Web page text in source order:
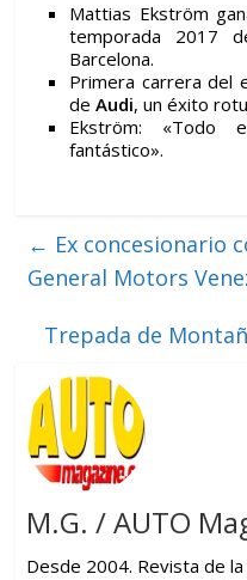
Mattias Ekström
temporada 2017
Barcelona.
Primera carrera del
deAudi, un éxito
Ekström: «Todo
fantástico».
← Ex concesionario
General Motors
Trepada de
M.G. / AUTO
Desde 2004. Revista de